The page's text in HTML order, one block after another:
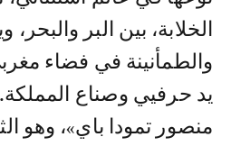
الخلابة، بين البر والبحر،
والطمأنينة في فضاء
يد حرفيي وصناع
منصور تمودا باي»، وهو